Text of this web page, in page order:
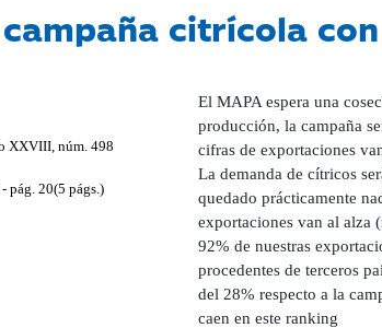
citrícola
XXVIII, núm. 498
pág. 20(5 págs.)
El MAPA espera una
producción, la campaña
cifras de exportaciones
La demanda de cítricos
quedado prácticamente
exportaciones van al alza
92% de nuestras
procedentes de terceros
del 28% respecto a la
caen en este ranking